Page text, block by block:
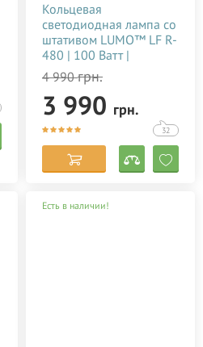
Кольцевая
светодиодная лампа со
штативом LUMO™ LF R-
480 | 100 Ватт |
диаметром 45 см. для
тик тока, фото,
видеосъемки, блогеров,
визажиста купить
недорого в Украине
(Киеве)
4 990грн.
3 990 грн.
32
Есть в наличии!